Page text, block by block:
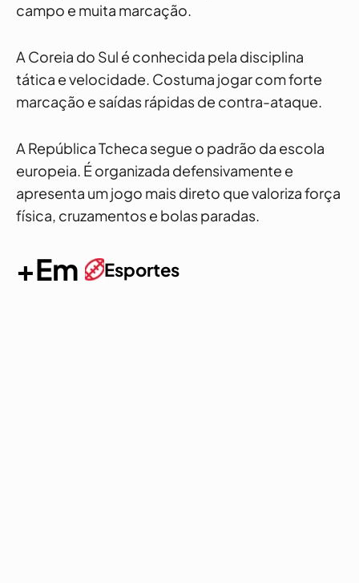
campo e muita marcação.
A Coreia do Sul é conhecida pela disciplina
tática e velocidade. Costuma jogar com forte
marcação e saídas rápidas de contra-ataque.
A República Tcheca segue o padrão da escola
europeia. É organizada defensivamente e
apresenta um jogo mais direto que valoriza força
física, cruzamentos e bolas paradas.
+Em Esportes